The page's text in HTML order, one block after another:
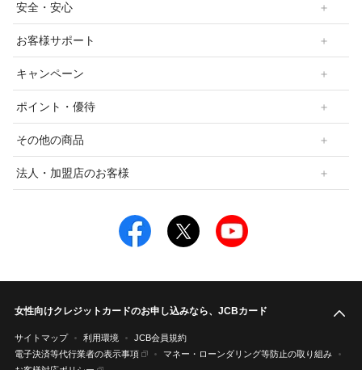
安全・安心
お客様サポート
キャンペーン
ポイント・優待
その他の商品
法人・加盟店のお客様
女性向けクレジットカードのお申し込みなら、JCBカード
サイトマップ 利用環境
JCB会員規約
電子決済等代行業者の表示事項
マネー・ローンダリング等防止の取り組み